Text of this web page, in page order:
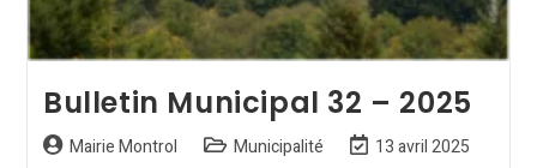
Bulletin Municipal 32 – 2025
Mairie Montrol Municipalité 13 avril 2025